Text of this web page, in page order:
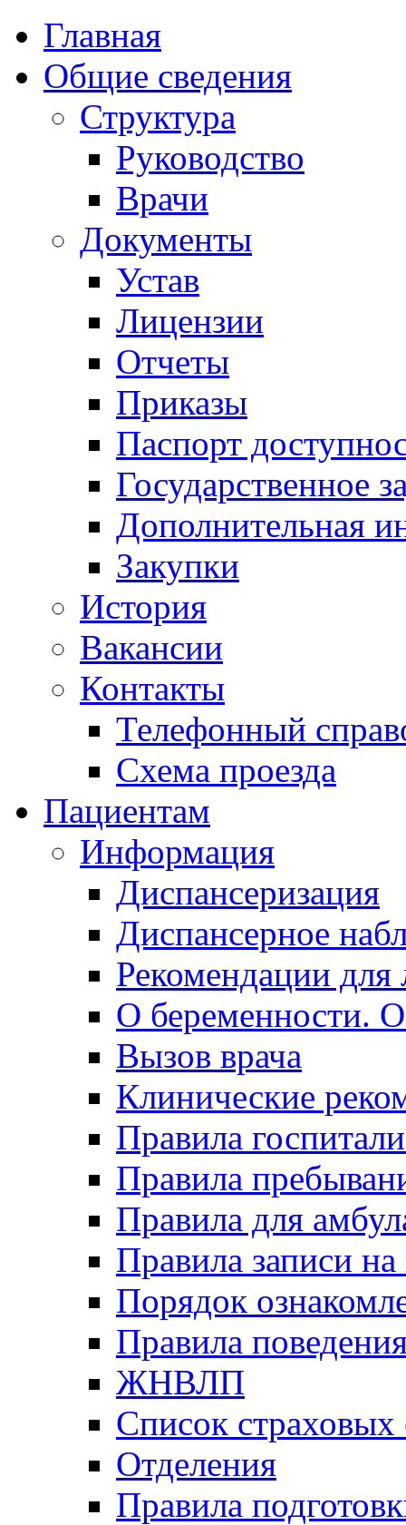
Главная
Общие сведения
Структура
Руководство
Врачи
Документы
Устав
Лицензии
Отчеты
Приказы
Паспорт
Государственное
Дополнительная
Закупки
История
Вакансии
Контакты
Телефонный
Схема проезда
Пациентам
Информация
Диспансеризация
Диспансерное
Рекомендации для
О беременности.
Вызов врача
Клинические
Правила
Правила
Правила для
Правила записи
Порядок
Правила
ЖНВЛП
Список страховых
Отделения
Правила